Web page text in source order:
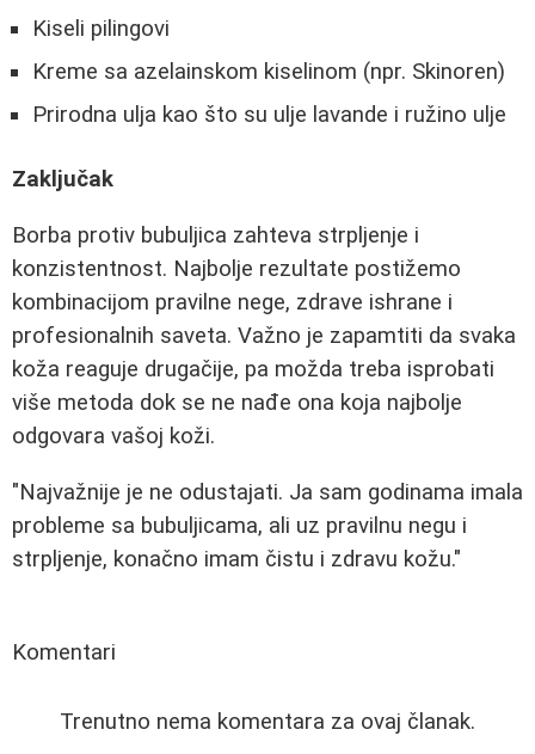
Kiseli pilingovi
Kreme sa azelainskom kiselinom (npr. Skinoren)
Prirodna ulja kao što su ulje lavande i ružino ulje
Zaključak
Borba protiv bubuljica zahteva strpljenje i
konzistentnost. Najbolje rezultate postižemo
kombinacijom pravilne nege, zdrave ishrane i
profesionalnih saveta. Važno je zapamtiti da svaka
koža reaguje drugačije, pa možda treba isprobati
više metoda dok se ne nađe ona koja najbolje
odgovara vašoj koži.
"Najvažnije je ne odustajati. Ja sam godinama imala
probleme sa bubuljicama, ali uz pravilnu negu i
strpljenje, konačno imam čistu i zdravu kožu."
Komentari
Trenutno nema komentara za ovaj članak.